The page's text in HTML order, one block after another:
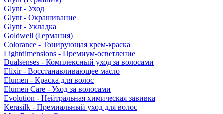
Glynt - Уход
Glynt - Окрашивание
Glynt - Укладка
Goldwell (Германия)
Colorance - Тонирующая крем-краска
Lightdimensions - Премиум-осветление
Dualsenses - Комплексный уход за волосами
Elixir - Восстанавливающее масло
Elumen - Краска для волос
Elumen Care - Уход за волосами
Evolution - Нейтральная химическая завивка
Kerasilk - Премиальный уход для волос